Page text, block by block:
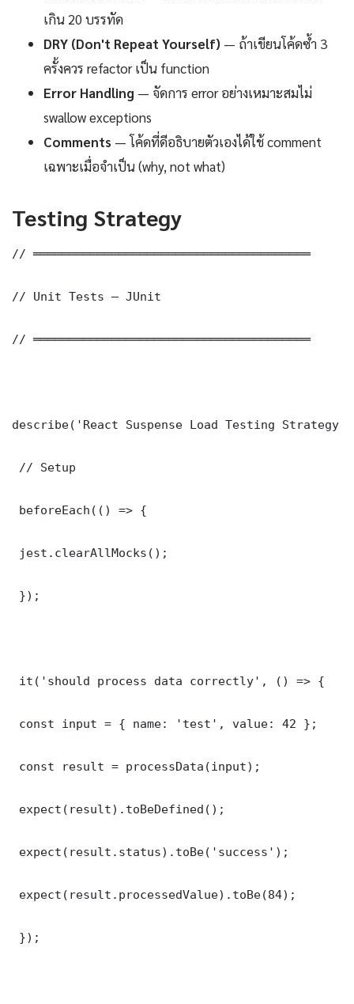
เกิน 20 บรรทัด
DRY (Don't Repeat Yourself) — ถ้าเขียนโค้ดซ้ำ 3
ครั้งควร refactor เป็น function
Error Handling — จัดการ error อย่างเหมาะสมไม่
swallow exceptions
Comments — โค้ดที่ดีอธิบายตัวเองได้ใช้ comment
เฉพาะเมื่อจำเป็น (why, not what)
Testing Strategy
// ═══════════════════════════════════════
// Unit Tests — JUnit
// ═══════════════════════════════════════
describe('React Suspense Load Testing
// Setup
beforeEach(() => {
jest.clearAllMocks();
});
it('should process data correctly', () => {
const input = { name: 'test', value: 42 };
const result = processData(input);
expect(result).toBeDefined();
expect(result.status).toBe('success');
expect(result.processedValue).toBe(84);
});